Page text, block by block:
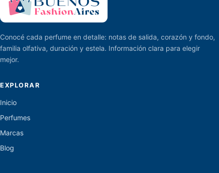
Conocé cada perfume en detalle: notas de salida, corazón y fondo,
familia olfativa, duración y estela. Información clara para elegir
mejor.
EXPLORAR
Inicio
Perfumes
Marcas
Blog